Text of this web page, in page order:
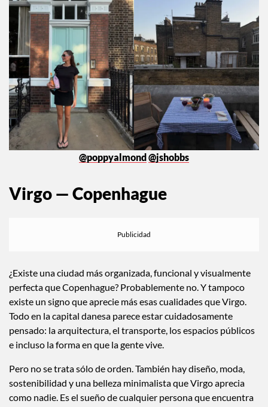
@poppyalmond@jshobbs
Virgo — Copenhague
¿Existe una ciudad más organizada, funcional y visualmente
perfecta que Copenhague? Probablemente no. Y tampoco
existe un signo que aprecie más esas cualidades que Virgo.
Todo en la capital danesa parece estar cuidadosamente
pensado: la arquitectura, el transporte, los espacios públicos
e incluso la forma en que la gente vive.
Pero no se trata sólo de orden. También hay diseño, moda,
sostenibilidad y una belleza minimalista que Virgo aprecia
como nadie. Es el sueño de cualquier persona que encuentra